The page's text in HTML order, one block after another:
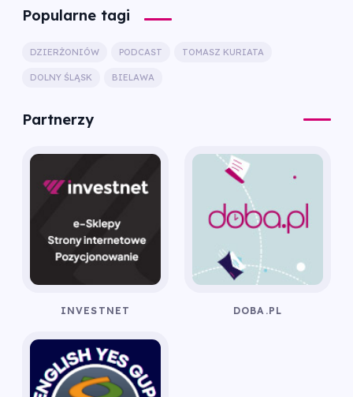
Popularne tagi
DZIERŻONIÓW PODCAST TOMASZ KURIATA
DOLNY ŚLĄSK BIELAWA
Partnerzy
INVESTNET DOBA.PL